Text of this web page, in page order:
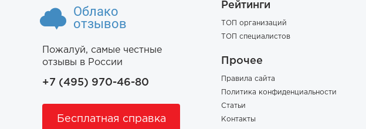
Облако
отзывов
Пожалуй, самые честные
отзывы в России
+7 (495) 970-46-80
Бесплатная справка
Рейтинги
ТОП организаций
ТОП специалистов
Прочее
Правила сайта
Политика конфиденциальности
Статьи
Контакты